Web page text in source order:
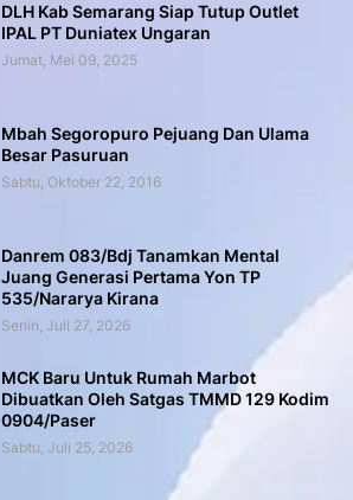
DLH Kab Semarang Siap Tutup Outlet
IPAL PT Duniatex Ungaran
Jumat, Mei 09, 2025
Mbah Segoropuro Pejuang Dan Ulama
Besar Pasuruan
Sabtu, Oktober 22, 2016
Danrem 083/Bdj Tanamkan Mental
Juang Generasi Pertama Yon TP
535/Nararya Kirana
Senin, Juli 27, 2026
MCK Baru Untuk Rumah Marbot
Dibuatkan Oleh Satgas TMMD 129 Kodim
0904/Paser
Sabtu, Juli 25, 2026